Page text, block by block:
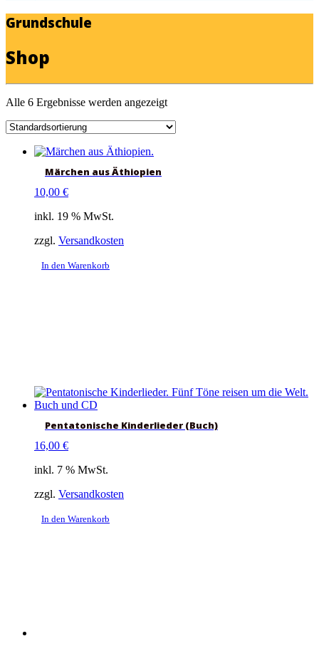
Grundschule
Shop
Alle 6 Ergebnisse werden angezeigt
Märchen aus Äthiopien
10,00 €
inkl. 19 % MwSt.
zzgl. Versandkosten
In den Warenkorb
Pentatonische Kinderlieder (Buch)
16,00 €
inkl. 7 % MwSt.
zzgl. Versandkosten
In den Warenkorb